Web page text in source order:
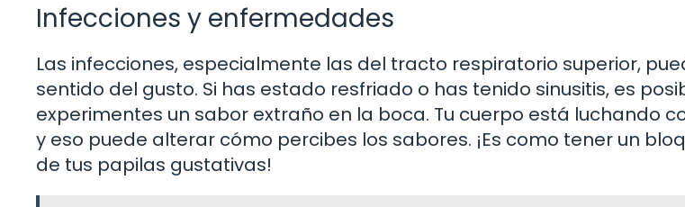
Infecciones y enfermedades
Las infecciones, especialmente las del tracto respiratorio superior,
sentido del gusto. Si has estado resfriado o has tenido sinusitis, es
experimentes un sabor extraño en la boca. Tu cuerpo está luchando
y eso puede alterar cómo percibes los sabores. ¡Es como tener un
de tus papilas gustativas!